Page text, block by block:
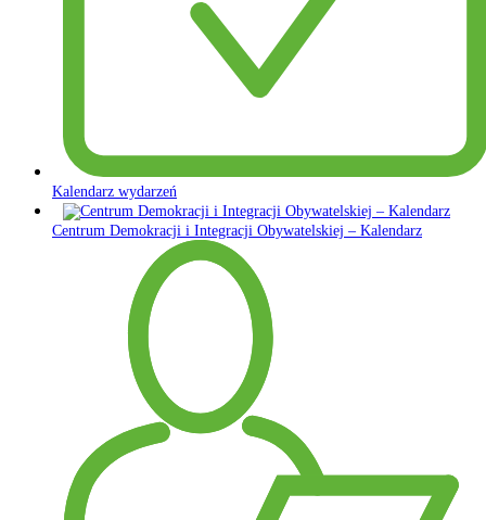
Kalendarz wydarzeń
Centrum Demokracji i Integracji Obywatelskiej – Kalendarz